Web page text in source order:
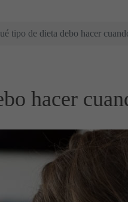
tipo de dieta debo hacer
hacer